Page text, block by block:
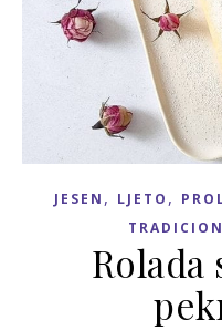
JESEN , LJETO ,
Rolada